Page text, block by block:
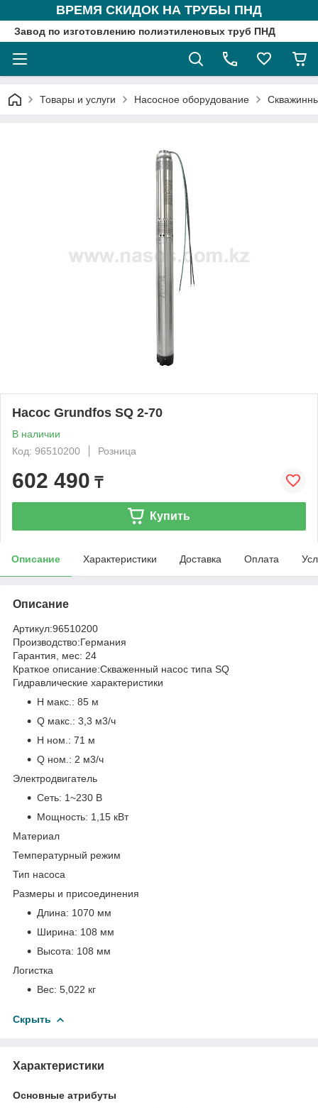
ВРЕМЯ СКИДОК НА ТРУБЫ ПНД
Завод по изготовлению полиэтиленовых труб ПНД
Товары и услуги Насосное оборудование
Насос Grundfos SQ 2-70
В наличии
Код: 96510200
Розница
602 490 ₸
Купить
Описание Характеристики Доставка Оплата
Описание
Артикул:96510200
Производство:Германия
Гарантия, мес: 24
Краткое описание:Скваженный насос типа SQ
Гидравлические характеристики
H макс.: 85 м
Q макс.: 3,3 м3/ч
H ном.: 71 м
Q ном.: 2 м3/ч
Электродвигатель
Сеть: 1~230 В
Мощность: 1,15 кВт
Материал
Температурный режим
Тип насоса
Размеры и присоединения
Длина: 1070 мм
Ширина: 108 мм
Высота: 108 мм
Логистка
Вес: 5,022 кг
Скрыть
Характеристики
Основные атрибуты